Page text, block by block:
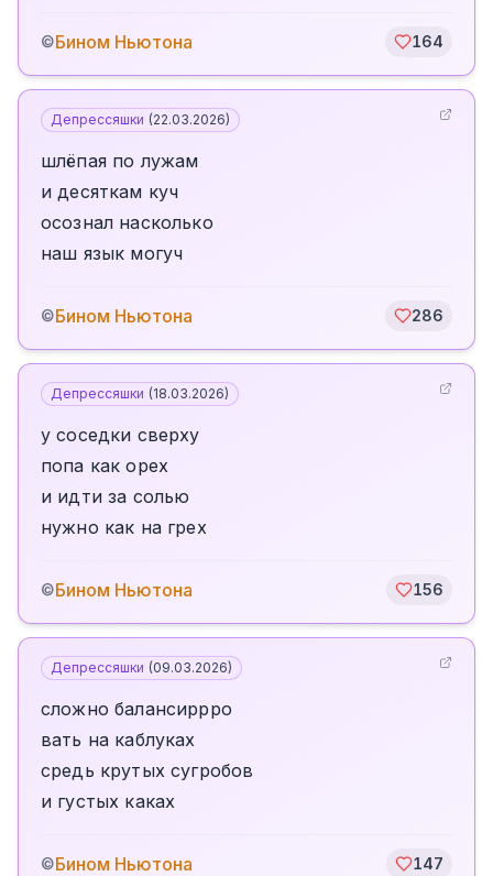
©Бином Ньютона 164
Депрессяшки (22.03.2026)
шлёпая по лужам
и десяткам куч
осознал насколько
наш язык могуч
©Бином Ньютона 286
Депрессяшки (18.03.2026)
у соседки сверху
попа как орех
и идти за солью
нужно как на грех
©Бином Ньютона 156
Депрессяшки (09.03.2026)
сложно балансиррро
вать на каблуках
средь крутых сугробов
и густых каках
©Бином Ньютона 147